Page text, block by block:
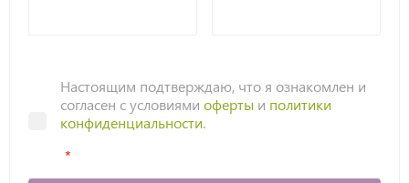
Настоящим подтверждаю, что я ознакомлен и
согласен с условиями оферты и политики
конфиденциальности.